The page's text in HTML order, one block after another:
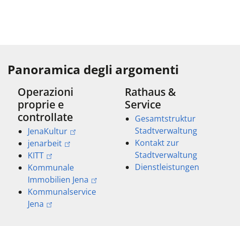
Panoramica degli argomenti
Operazioni
proprie e
controllate
JenaKultur
jenarbeit
KITT
Kommunale
Immobilien Jena
Kommunalservice
Jena
Rathaus &
Service
Gesamtstruktur
Stadtverwaltung
Kontakt zur
Stadtverwaltung
Dienstleistungen